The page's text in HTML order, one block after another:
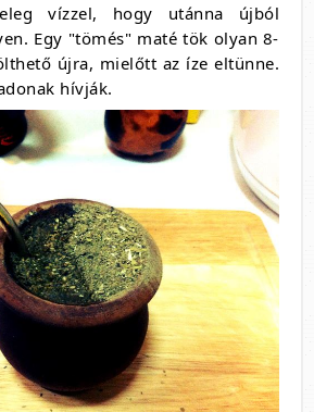
vízzel, hogy utánna újból
Egy "tömés" maté tök olyan 8-
újra, mielőtt az íze eltünne.
hívják.